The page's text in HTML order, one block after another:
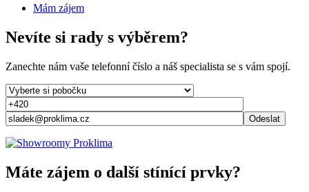
Mám zájem
Nevíte si rady s výběrem?
Zanechte nám vaše telefonní číslo a náš specialista se s vám spojí.
Odeslat
Máte zájem o další stínící prvky?